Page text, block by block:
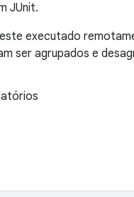
JUnit.
executado
ser agrupados e